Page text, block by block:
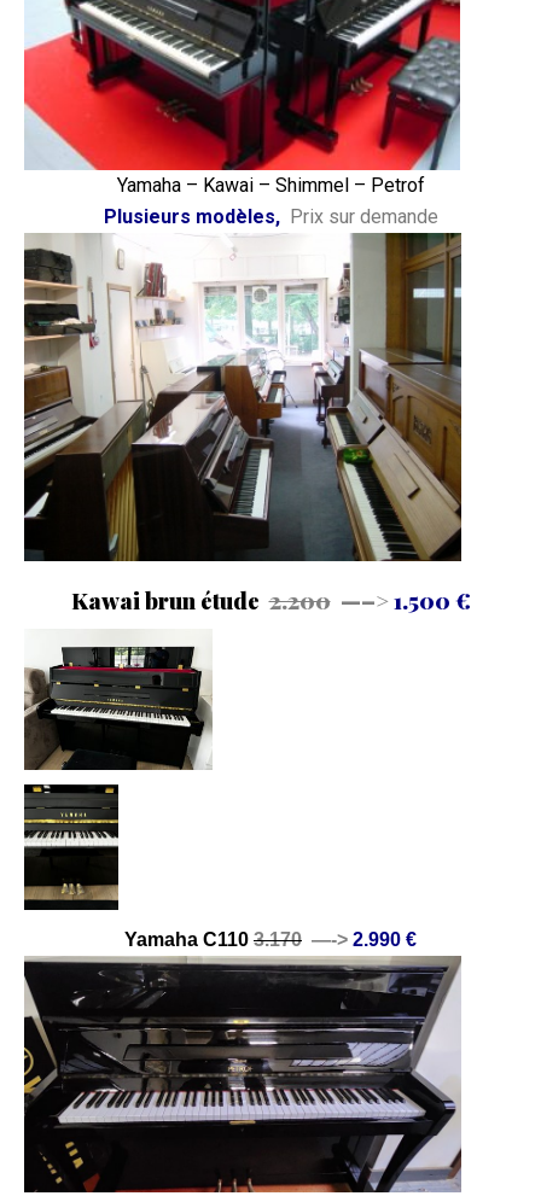
Yamaha – Kawai – Shimmel – Petrof
Plusieurs modèles,Prix sur demande
Kawai brun étude 2.200—–>1.500 €
Yamaha C110 3.170 —-> 2.990 €